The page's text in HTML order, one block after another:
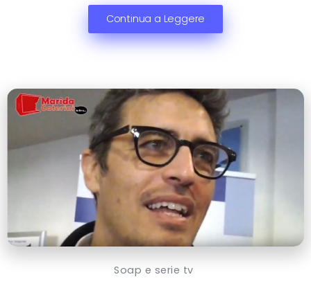
Continua a Leggere
Soap e serie tv